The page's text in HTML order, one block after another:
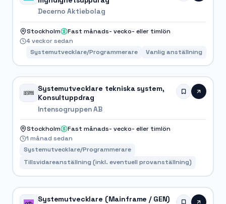
Decerno Aktiebolag
Stockholm
Fast månads- vecko- eller timlön
4 veckor sedan
Systemutvecklare/Programmerare
Vanlig anställning
Systemutvecklare tekniska system,
Konsultuppdrag
Intensogruppen AB
Stockholm
Fast månads- vecko- eller timlön
1 månad sedan
Systemutvecklare/Programmerare
Tillsvidareanställning (inkl. eventuell provanställning)
Systemutvecklare (Mainframe / GEN)